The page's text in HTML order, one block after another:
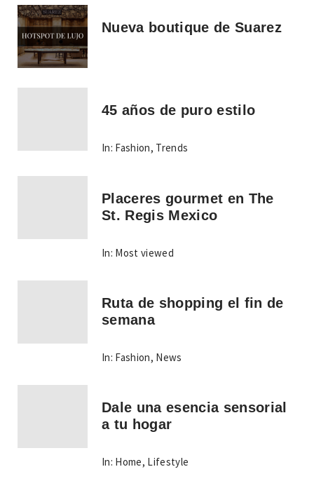
Nueva boutique de Suarez
45 años de puro estilo
In: Fashion, Trends
Placeres gourmet en The
St. Regis Mexico
In: Most viewed
Ruta de shopping el fin de
semana
In: Fashion, News
Dale una esencia sensorial
a tu hogar
In: Home, Lifestyle